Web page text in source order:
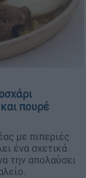
πουρέ
με πιπεριές
ένα σχετικά
την απολαύσει